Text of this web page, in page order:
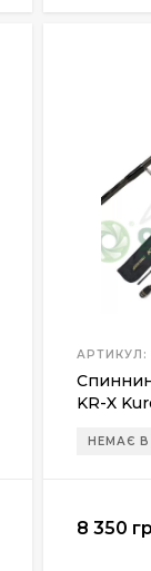
АРТИКУЛ:
KR-X
НЕМАЄ
8 350